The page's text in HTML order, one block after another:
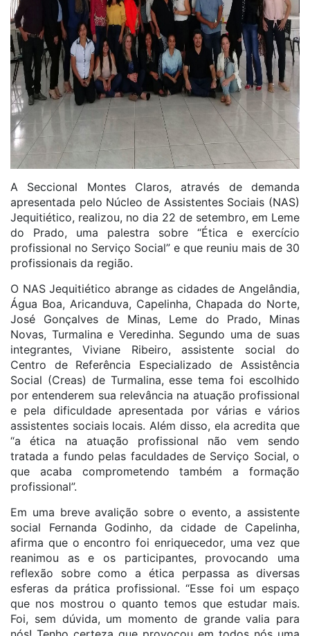
A Seccional Montes Claros, através de demanda
apresentada pelo Núcleo de Assistentes Sociais (NAS)
Jequitiético, realizou, no dia 22 de setembro, em Leme
do Prado, uma palestra sobre “Ética e exercício
profissional no Serviço Social” e que reuniu mais de 30
profissionais da região.
O NAS Jequitiético abrange as cidades de Angelândia,
Água Boa, Aricanduva, Capelinha, Chapada do Norte,
José Gonçalves de Minas, Leme do Prado, Minas
Novas, Turmalina e Veredinha. Segundo uma de suas
integrantes, Viviane Ribeiro, assistente social do
Centro de Referência Especializado de Assistência
Social (Creas) de Turmalina, esse tema foi escolhido
por entenderem sua relevância na atuação profissional
e pela dificuldade apresentada por várias e vários
assistentes sociais locais. Além disso, ela acredita que
“a ética na atuação profissional não vem sendo
tratada a fundo pelas faculdades de Serviço Social, o
que acaba comprometendo também a formação
profissional”.
Em uma breve avalição sobre o evento, a assistente
social Fernanda Godinho, da cidade de Capelinha,
afirma que o encontro foi enriquecedor, uma vez que
reanimou as e os participantes, provocando uma
reflexão sobre como a ética perpassa as diversas
esferas da prática profissional. “Esse foi um espaço
que nos mostrou o quanto temos que estudar mais.
Foi, sem dúvida, um momento de grande valia para